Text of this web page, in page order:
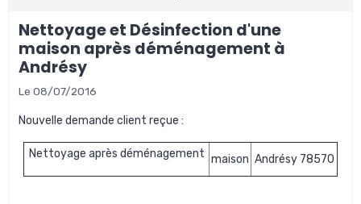
Nettoyage et Désinfection d'une
maison après déménagement à
Andrésy
Le 08/07/2016
Nouvelle demande client reçue :
Nettoyage après déménagement maison Andrésy 78570